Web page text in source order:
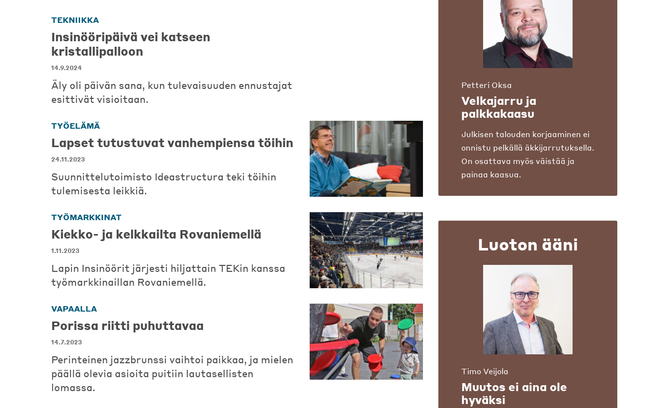
TEKNIIKKA
Insinööripäivä vei katseen
kristallipalloon
14.9.2024
Äly oli päivän sana, kun tulevaisuuden ennustajat
esittivät visioitaan.
TYÖELÄMÄ
Lapset tutustuvat vanhempiensa töihin
24.11.2023
Suunnittelutoimisto Ideastructura teki töihin
tulemisesta leikkiä.
TYÖMARKKINAT
Kiekko- ja kelkkailta Rovaniemellä
1.11.2023
Lapin Insinöörit järjesti hiljattain TEKin kanssa
työmarkkinaillan Rovaniemellä.
VAPAALLA
Porissa riitti puhuttavaa
14.7.2023
Perinteinen jazzbrunssi vaihtoi paikkaa, ja mielen
päällä olevia asioita puitiin lautasellisten
lomassa.
Petteri Oksa
Velkajarru ja
palkkakaasu
Julkisen talouden korjaaminen ei
onnistu pelkällä äkkijarrutuksella.
On osattava myös väistää ja
painaa kaasua.
Luoton ääni
Timo Veijola
Muutos ei aina ole
hyväksi